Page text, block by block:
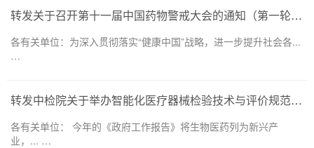
转发关于召开第十一届中国药物警戒大会的通知（第一轮）——药品和医疗器械领域
各有关单位：为深入贯彻落实“健康中国”战略，进一步提升社会各...
…
转发中检院关于举办智能化医疗器械检验技术与评价规范培训班的通知
各有关单位： 今年的《政府工作报告》将生物医药列为新兴产
业，... …